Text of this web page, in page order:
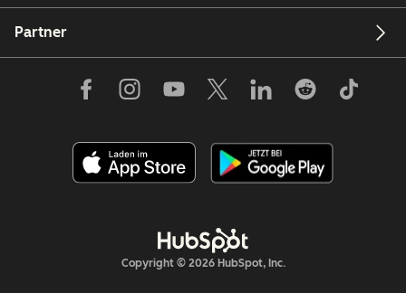
Partner
Copyright © 2026 HubSpot, Inc.